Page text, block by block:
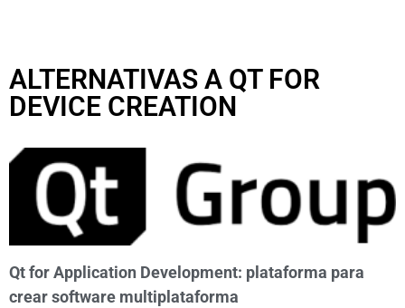
ALTERNATIVAS A QT FOR
DEVICE CREATION
Qt for Application Development: plataforma para
crear software multiplataforma